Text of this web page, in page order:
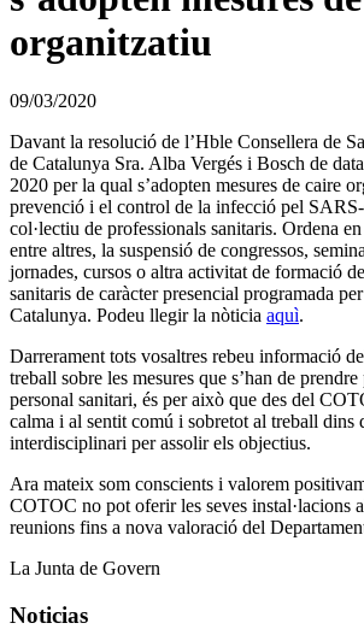
organitzatiu
09/03/2020
Davant la resolució de l’Hble Consellera de
de Catalunya Sra. Alba Vergés i Bosch de
2020 per la qual s’adopten mesures de caire
prevenció i el control de la infecció pel
col·lectiu de professionals sanitaris. Ordena
entre altres, la suspensió de congressos,
jornades, cursos o altra activitat de formació
sanitaris de caràcter presencial programada
Catalunya. Podeu llegir la nòticia aquì.
Darrerament tots vosaltres rebeu informació
treball sobre les mesures que s’han de
personal sanitari, és per això que des del
calma i al sentit comú i sobretot al treball dins
interdisciplinari per assolir els objectius.
Ara mateix som conscients i valorem
COTOC no pot oferir les seves instal·lacions
reunions fins a nova valoració del
La Junta de Govern
Noticias